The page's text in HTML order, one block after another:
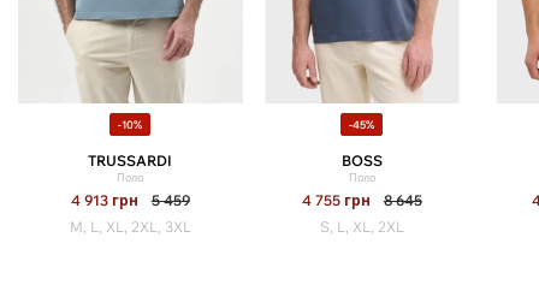
-10%
TRUSSARDI
Поло
4 913 грн
5 459
M, L, XL, 2XL, 3XL
-45%
BOSS
Поло
4 755 грн
8 645
S, L, XL, 2XL